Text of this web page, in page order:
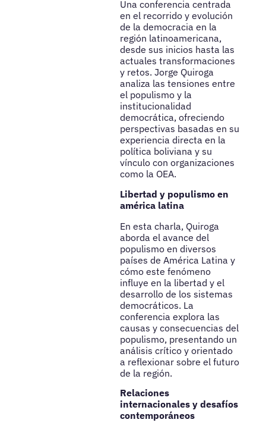
Una conferencia centrada
en el recorrido y evolución
de la democracia en la
región latinoamericana,
desde sus inicios hasta las
actuales transformaciones
y retos. Jorge Quiroga
analiza las tensiones entre
el populismo y la
institucionalidad
democrática, ofreciendo
perspectivas basadas en su
experiencia directa en la
política boliviana y su
vínculo con organizaciones
como la OEA.
Libertad y populismo en
américa latina
En esta charla, Quiroga
aborda el avance del
populismo en diversos
países de América Latina y
cómo este fenómeno
influye en la libertad y el
desarrollo de los sistemas
democráticos. La
conferencia explora las
causas y consecuencias del
populismo, presentando un
análisis crítico y orientado
a reflexionar sobre el futuro
de la región.
Relaciones
internacionales y desafíos
contemporáneos